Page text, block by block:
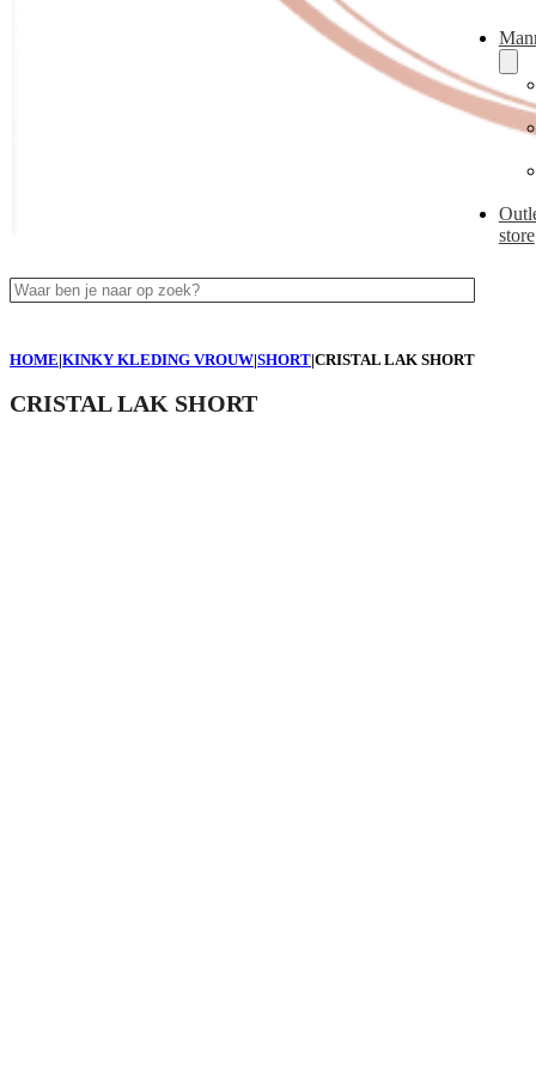
store
Zoeken
HOME|KINKY KLEDING VROUW|SHORT|CRISTAL LAK SHORT
CRISTAL LAK SHORT